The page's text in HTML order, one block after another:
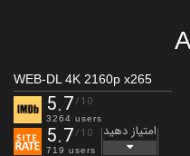
WEB-DL 4K 2160p x265
5.7/10
3264 users
5.7/10
719 users
امتیاز دهید